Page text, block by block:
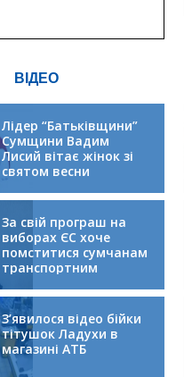
ВІДЕО
Лідер “Батьківщини”
Сумщини Вадим
Лисий вітає жінок зі
святом весни
За свій програш на
виборах ЄС хоче
помститися сумчанам
транспортним
колапсом
З’явилося відео бійки
тітушок Ладухи в
магазині АТБ